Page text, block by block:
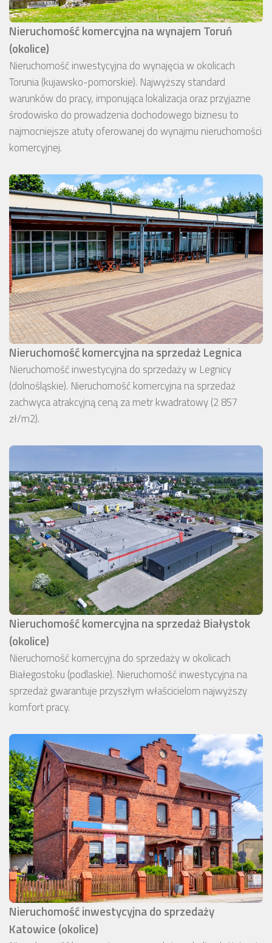
Nieruchomość komercyjna na wynajem Toruń
(okolice)
Nieruchomość inwestycyjna do wynajęcia w okolicach
Torunia (kujawsko-pomorskie). Najwyższy standard
warunków do pracy, imponująca lokalizacja oraz przyjazne
środowisko do prowadzenia dochodowego biznesu to
najmocniejsze atuty oferowanej do wynajmu nieruchomości
komercyjnej.
Nieruchomość komercyjna na sprzedaż Legnica
Nieruchomość inwestycyjna do sprzedaży w Legnicy
(dolnośląskie). Nieruchomość komercyjna na sprzedaż
zachwyca atrakcyjną ceną za metr kwadratowy (2 857
zł/m2).
Nieruchomość komercyjna na sprzedaż Białystok
(okolice)
Nieruchomość komercyjna do sprzedaży w okolicach
Białegostoku (podlaskie). Nieruchomość inwestycyjna na
sprzedaż gwarantuje przyszłym właścicielom najwyższy
komfort pracy.
Nieruchomość inwestycyjna do sprzedaży
Katowice (okolice)